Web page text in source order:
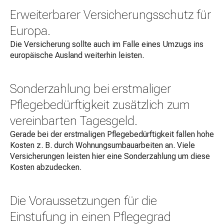
Erweiterbarer Versicherungsschutz für
Europa.
Die Versicherung sollte auch im Falle eines Umzugs ins
europäische Ausland weiterhin leisten.
Sonderzahlung bei erstmaliger
Pflegebedürftigkeit zusätzlich zum
vereinbarten Tagesgeld.
Gerade bei der erstmaligen Pflegebedürftigkeit fallen hohe
Kosten z. B. durch Wohnungsumbauarbeiten an. Viele
Versicherungen leisten hier eine Sonderzahlung um diese
Kosten abzudecken.
Die Voraussetzungen für die
Einstufung in einen Pflegegrad